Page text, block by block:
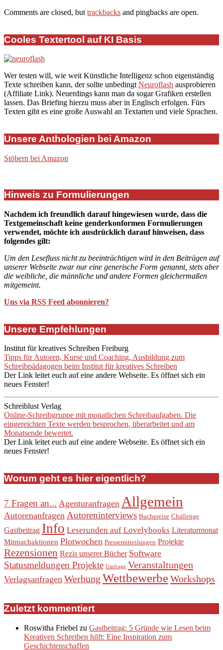
Comments are closed, but trackbacks and pingbacks are open.
Cooles Textertool auf KI Basis
Wer testen will, wie weit Künstliche Intelligenz schon eigenständig
Texte schreiben kann, der sollte unbedingt Neuroflash ausprobieren
(Affiliate Link). Neuerdings kann man da sogar Grafiken erstellen
lassen. Das Briefing hierzu muss aber in Englisch erfolgen. Fürs
Texten gibt es eine große Auswahl an Textarten und viele Sprachen.
Unsere Anthologien bei Amazon
Stöbern bei Amazon
Hinweis zu Formulierungen
Nachdem ich freundlich darauf hingewiesen wurde, dass die
Textgemeinschaft keine genderkonformen Formulierungen
verwendet, möchte ich ausdrücklich darauf hinweisen, dass
folgendes gilt:
Um den Lesefluss nicht zu beeinträchtigen wird in den Beiträgen auf
unserer Webseite zwar nur eine generische Form genannt, stets aber
die weibliche, die männliche und andere Formen gleichermaßen
mitgemeint.
Uns via RSS Feed abonnieren?
Unsere Empfehlungen
Institut für kreatives Schreiben Freiburg
Tipps für Autoren, Kurse und Coaching, Ausbildung zum
Schreibpädagogen beim Institut für kreatives Schreiben
Der Link leitet euch auf eine andere Webseite. Es öffnet sich ein
neues Fenster!
Schreiblust Verlag
Online-Schreibgruppe mit monatlichen Schreibaufgaben. Die
eingereichten Texte werden besprochen, überarbeitet und am
Monatsende bewertet.
Der Link leitet euch auf eine andere Webseite. Es öffnet sich ein
neues Fenster!
Worum geht es hier eigentlich?
7 Fragen an... Agenturanfragen Allgemein
Autorenanfragen Autoreninterviews Buchpreise Challenge
Gastbeitrag Info Leserunden auf Lovelybooks Literaturmonat
Mitmachaktionen Plotwochen Pressemitteilungen Projekte
Rezensionen Rezis unserer Bücher Software
Statusmeldungen Projekte Umfrage Veranstaltungen
Verlagsanfragen Werbung WettbewerbeWorkshops
Zuletzt kommentiert
Roswitha Friebel zu Gastbeitrag: 5 Gründe wie Lesen beim
Kreativen Schreiben hilft: Eine Inspiration zum
Geschichtenschaffen